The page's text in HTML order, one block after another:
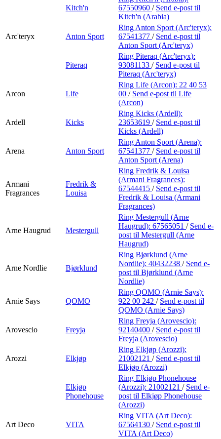
Kitch'n
67550960 / Send e-post til
Kitch'n (Arabia)
Arc'teryx Anton Sport
Ring Anton Sport (Arc'teryx):
67541377 / Send e-post til
Anton Sport (Arc'teryx)
Piteraq
Ring Piteraq (Arc'teryx):
93081133 / Send e-post til
Piteraq (Arc'teryx)
Arcon Life
Ring Life (Arcon): 22 40 53
00 / Send e-post til Life
(Arcon)
Ardell Kicks
Ring Kicks (Ardell):
23653619 / Send e-post til
Kicks (Ardell)
Arena Anton Sport
Ring Anton Sport (Arena):
67541377 / Send e-post til
Anton Sport (Arena)
Armani
Fragrances
Fredrik &
Louisa
Ring Fredrik & Louisa
(Armani Fragrances):
67544415 / Send e-post til
Fredrik & Louisa (Armani
Fragrances)
Arne Haugrud Mestergull
Ring Mestergull (Arne
Haugrud): 67565051 / Send e-
post til Mestergull (Arne
Haugrud)
Arne Nordlie Bjørklund
Ring Bjørklund (Arne
Nordlie): 40432238 / Send e-
post til Bjørklund (Arne
Nordlie)
Arnie Says QOMO
Ring QOMO (Arnie Says):
922 00 242 / Send e-post til
QOMO (Arnie Says)
Arovescio Freyja
Ring Freyja (Arovescio):
92140400 / Send e-post til
Freyja (Arovescio)
Arozzi Elkjøp
Ring Elkjøp (Arozzi):
21002121 / Send e-post til
Elkjøp (Arozzi)
Elkjøp
Phonehouse
Ring Elkjøp Phonehouse
(Arozzi): 21002121 / Send e-
post til Elkjøp Phonehouse
(Arozzi)
Art Deco VITA
Ring VITA (Art Deco):
67564130 / Send e-post til
VITA (Art Deco)